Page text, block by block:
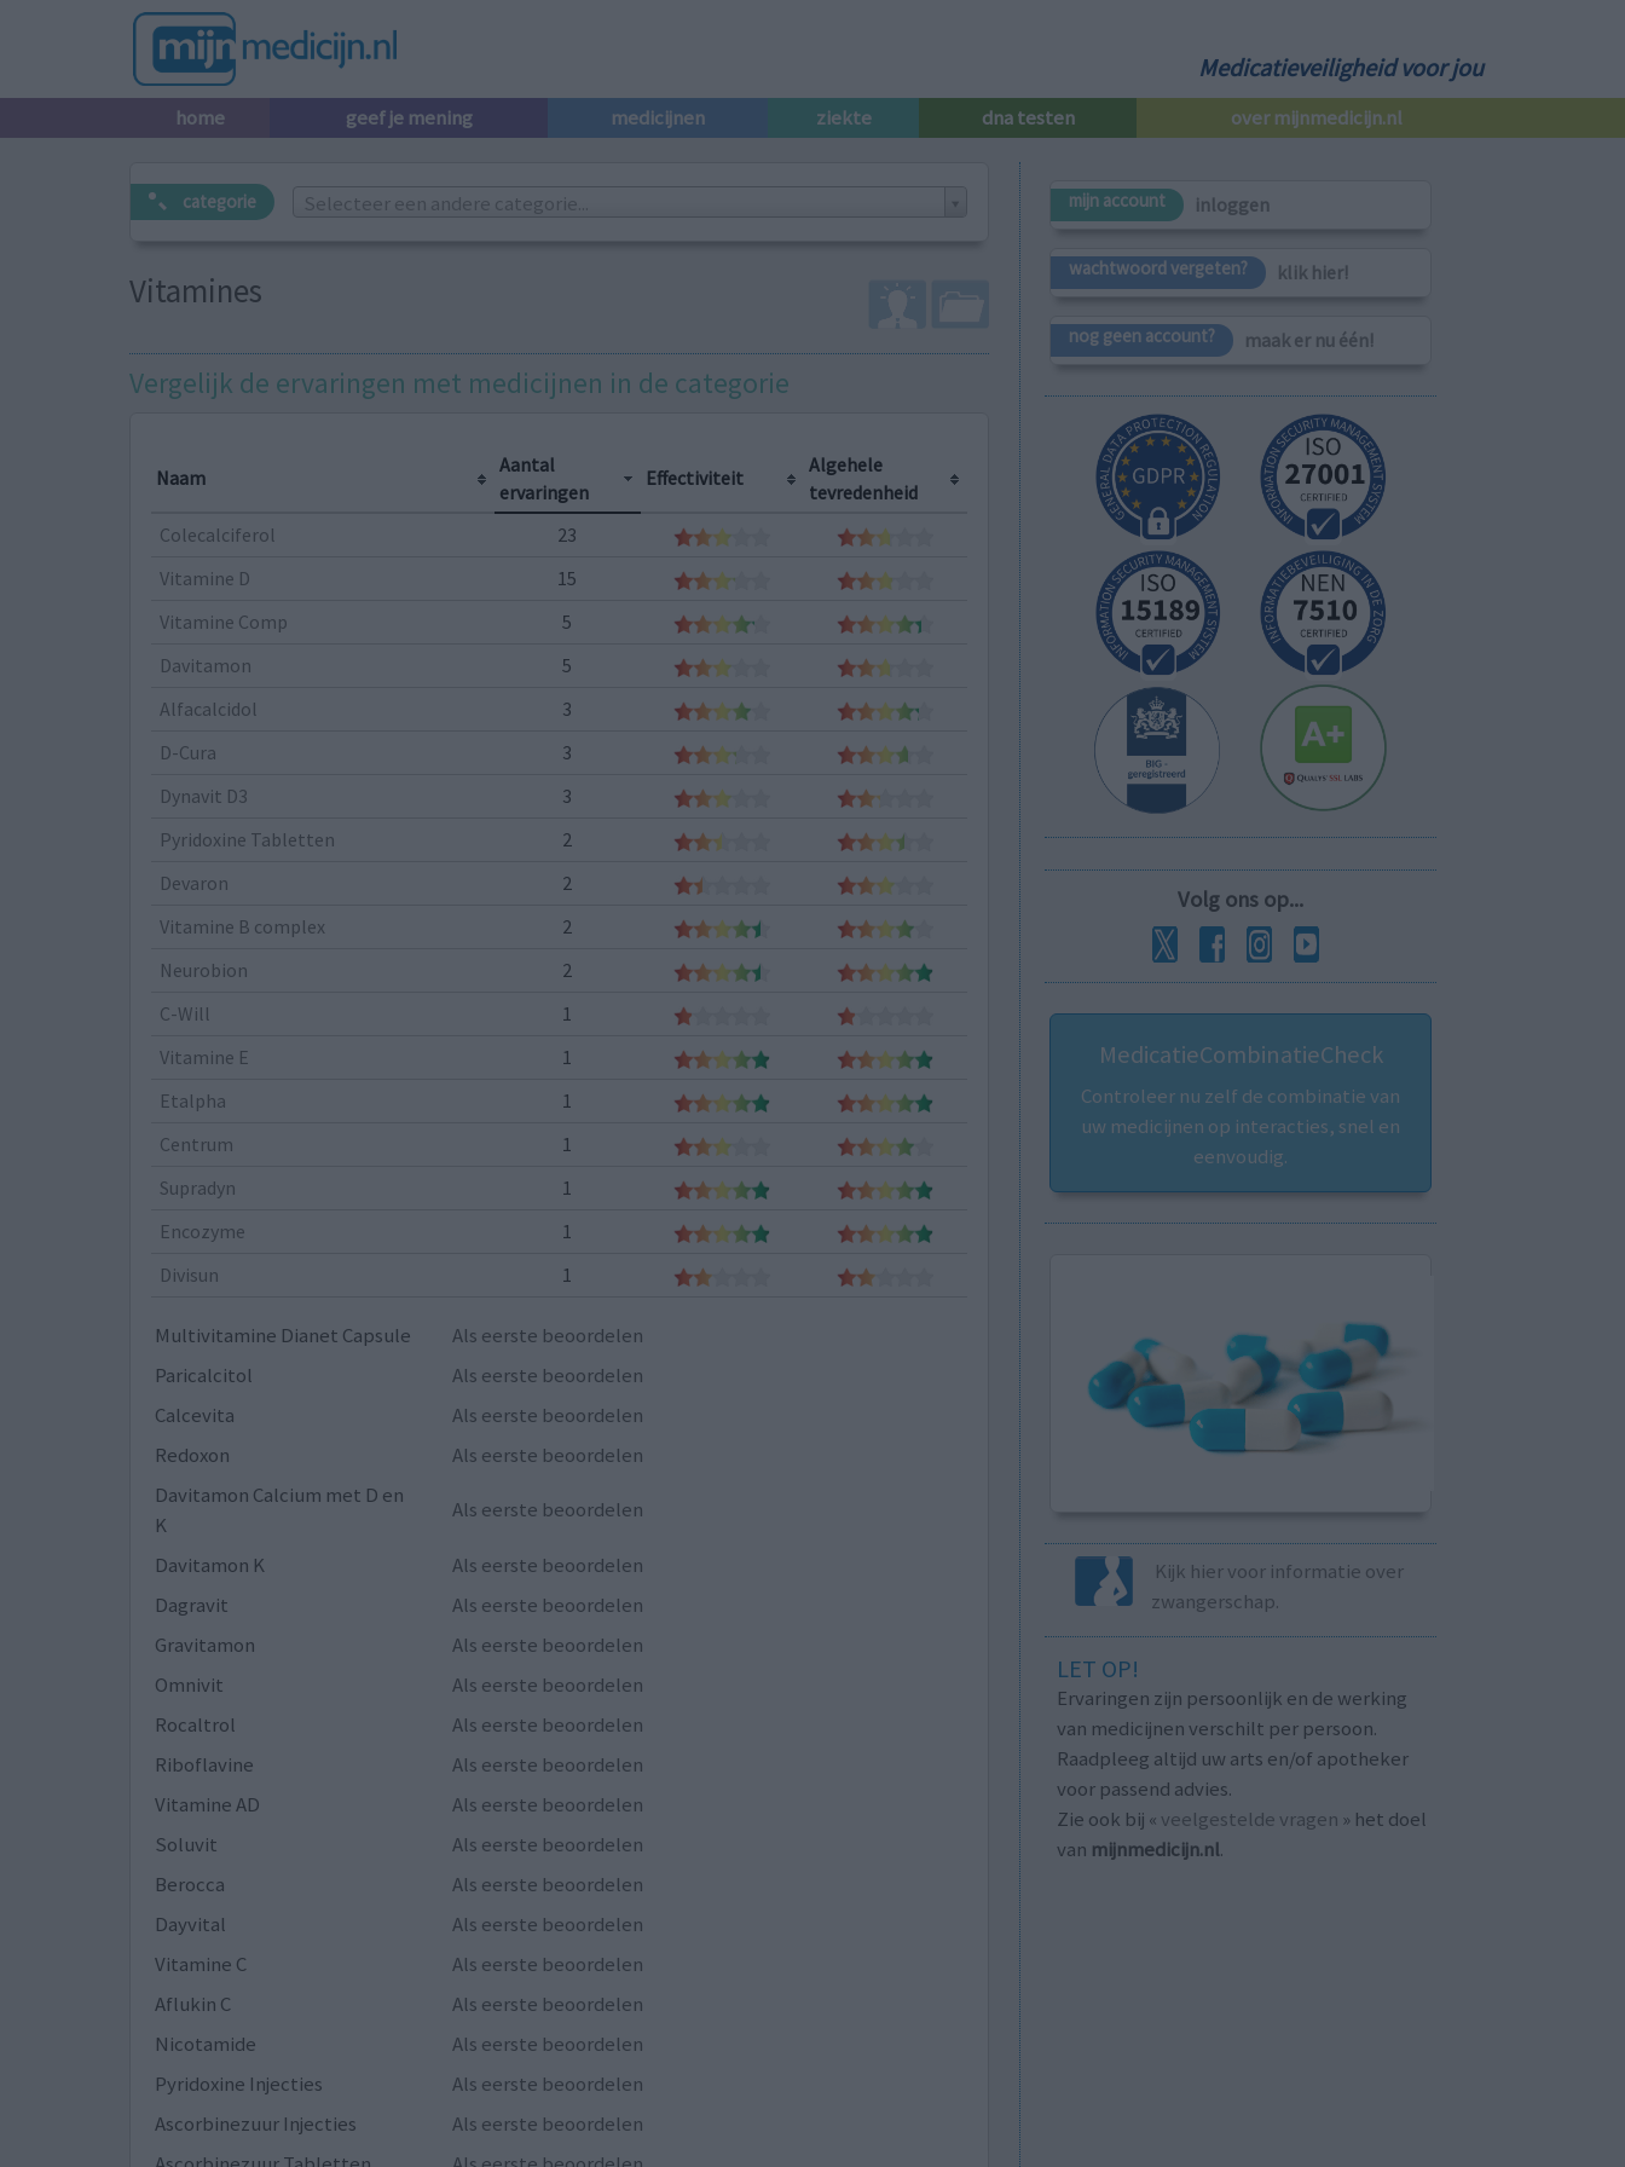
Medicatieveiligheid voor jou
home geef je mening medicijnen ziekte dna testen over mijnmedicijn.nl
categorie Selecteer een andere categorie...
Vitamines
Vergelijk de ervaringen met medicijnen in de categorie
Naam
Aantal
ervaringen
Effectiviteit
Algehele
tevredenheid
Colecalciferol
23
Vitamine D
15
Vitamine Comp
5
Davitamon
5
Alfacalcidol
3
D-Cura
3
Dynavit D3
3
Pyridoxine Tabletten
2
Devaron
2
Vitamine B complex
2
Neurobion
2
C-Will
1
Vitamine E
1
Etalpha
1
Centrum
1
Supradyn
1
Encozyme
1
Divisun
1
Multivitamine Dianet Capsule
Als eerste beoordelen
Paricalcitol
Als eerste beoordelen
Calcevita
Als eerste beoordelen
Redoxon
Als eerste beoordelen
Davitamon Calcium met D en
K
Als eerste beoordelen
Davitamon K
Als eerste beoordelen
Dagravit
Als eerste beoordelen
Gravitamon
Als eerste beoordelen
Omnivit
Als eerste beoordelen
Rocaltrol
Als eerste beoordelen
Riboflavine
Als eerste beoordelen
Vitamine AD
Als eerste beoordelen
Soluvit
Als eerste beoordelen
Berocca
Als eerste beoordelen
Dayvital
Als eerste beoordelen
Vitamine C
Als eerste beoordelen
Aflukin C
Als eerste beoordelen
Nicotamide
Als eerste beoordelen
Pyridoxine Injecties
Als eerste beoordelen
Ascorbinezuur Injecties
Als eerste beoordelen
mijn account inloggen
wachtwoord vergeten? klik hier!
nog geen account? maak er nu één!
Volg ons op...
MedicatieCombinatieCheck
Controleer nu zelf de combinatie van
uw medicijnen op interacties, snel en
eenvoudig.
Kijk hier voor informatie over
zwangerschap.
LET OP!
Ervaringen zijn persoonlijk en de werking
van medicijnen verschilt per persoon.
Raadpleeg altijd uw arts en/of apotheker
voor passend advies.
Zie ook bij « veelgestelde vragen » het doel
van mijnmedicijn.nl.